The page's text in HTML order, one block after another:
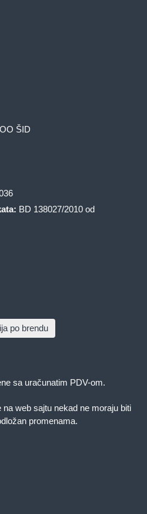
ŠID
BD 138027/2010 od
po brendu
sa uračunatim PDV-om.
web sajtu nekad ne moraju biti
promenama.